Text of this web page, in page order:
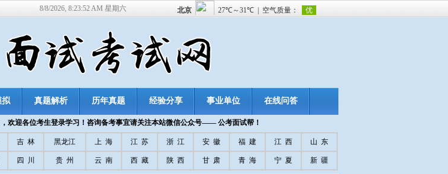
拟 真题解析 历年真题 经验分享 事业单位 在线问答
8/8/2026, 8:23:52 AM 星期六
吉 林 黑龙江 上 海 江 苏 浙 江 安 徽 福 建 江 西 山 东
四 川 贵 州 云 南 西 藏 陕 西 甘 肃 青 海 宁 夏 新 疆
欢迎各位考生登录学习！咨询备考事宜请关注本站微信公众号—— 公考面试帮！